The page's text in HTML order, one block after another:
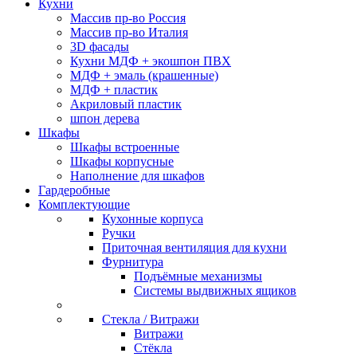
Кухни
Массив пр-во Россия
Массив пр-во Италия
3D фасады
Кухни МДФ + экошпон ПВХ
МДФ + эмаль (крашенные)
МДФ + пластик
Акриловый пластик
шпон дерева
Шкафы
Шкафы встроенные
Шкафы корпусные
Наполнение для шкафов
Гардеробные
Комплектующие
Кухонные корпуса
Ручки
Приточная вентиляция для кухни
Фурнитура
Подъёмные механизмы
Системы выдвижных ящиков
Стекла / Витражи
Витражи
Стёкла